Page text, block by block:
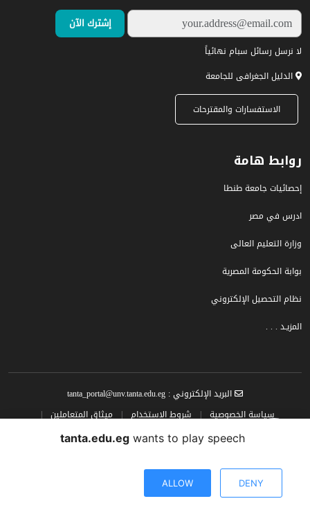
لا نرسل رسائل سبام نهائياً
الدليل الجغرافى للجامعة
الاستفسارات والمقترحات
روابط هامة
إحصائيات جامعة طنطا
ادرس في مصر
وزارة التعليم العالى
بوابة الحكومة المصرية
نظام التحصيل الإلكتروني
المزيـد . . .
البريد الإلكتروني : tanta_portal@unv.tanta.edu.eg
سياسة الخصوصية | شروط الاستخدام | ميثاق المتعاملين |
تصميم وتطوير البوابة الإلكترونية جامعة طنطــا الحقوق محفوظة © جامعة طنطا |
2024
tanta.edu.egwants to play speech
DENY
ALLOW